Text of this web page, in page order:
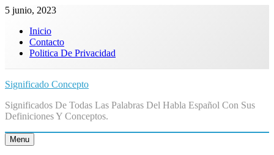
Skip
content
5 junio, 2023
Inicio
Contacto
Politica De Privacidad
Significado Concepto
Significados De Todas Las Palabras Del Habla Español Con Sus
Definiciones Y Conceptos.
Menu